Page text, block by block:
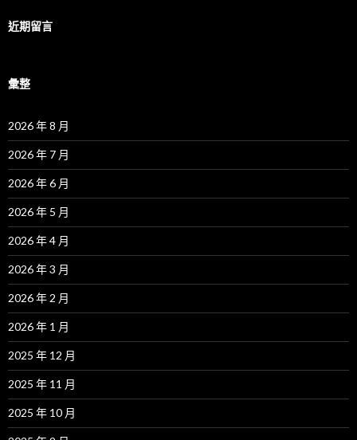
近期留言
彙整
2026 年 8 月
2026 年 7 月
2026 年 6 月
2026 年 5 月
2026 年 4 月
2026 年 3 月
2026 年 2 月
2026 年 1 月
2025 年 12 月
2025 年 11 月
2025 年 10 月